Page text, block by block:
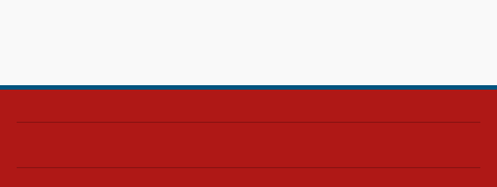
Confira como foi o culto mensal